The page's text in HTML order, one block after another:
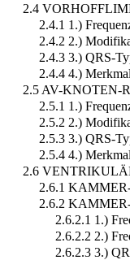
2.4
2.4.1 1.)
2.4.2 2.)
2.4.3 3.) QRS-
2.4.4 4.)
2.5 AV-KNOTEN-
2.5.1 1.)
2.5.2 2.)
2.5.3 3.) QRS-
2.5.4 4.)
2.6
2.6.1
2.6.2
2.6.2.1 1.)
2.6.2.2 2.)
2.6.2.3 3.)